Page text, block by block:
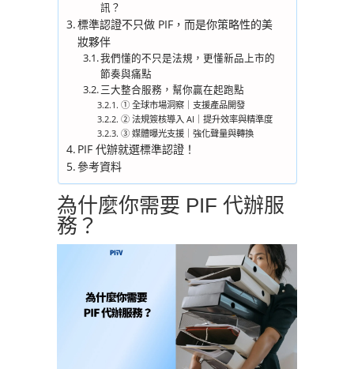
訊？
標準認證不只做 PIF，而是你策略性的美
妝夥伴
我們懂的不只是法規，更懂新品上市的
節奏與痛點
三大整合服務，幫你贏在起跑點
① 全球市場洞察｜支援產品開發
② 法規簽核導入 AI｜提升效率與精準度
③ 媒體曝光支援｜強化聲量與轉換
PIF 代辦就選標準認證！
參考資料
為什麼你需要 PIF 代辦服
務？